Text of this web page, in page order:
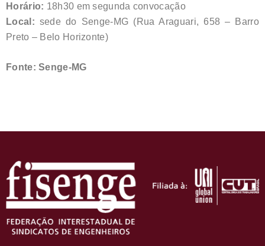
Horário: 18h30 em segunda convocação
Local: sede do Senge-MG (Rua Araguari, 658 – Barro
Preto – Belo Horizonte)
Fonte: Senge-MG